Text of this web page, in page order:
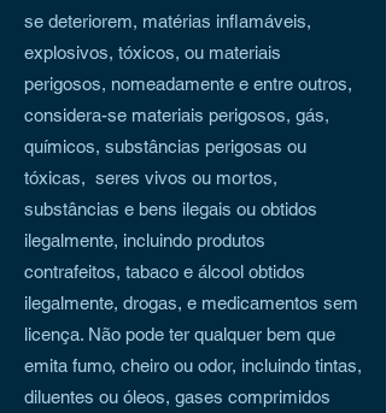
se deteriorem, matérias inflamáveis,
explosivos, tóxicos, ou materiais
perigosos, nomeadamente e entre outros,
considera-se materiais perigosos, gás,
químicos, substâncias perigosas ou
tóxicas, seres vivos ou mortos,
substâncias e bens ilegais ou obtidos
ilegalmente, incluindo produtos
contrafeitos, tabaco e álcool obtidos
ilegalmente, drogas, e medicamentos sem
licença. Não pode ter qualquer bem que
emita fumo, cheiro ou odor, incluindo tintas,
diluentes ou óleos, gases comprimidos